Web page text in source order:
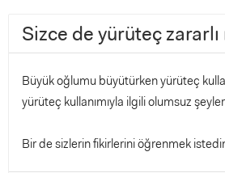
Sizce de yürüteç zararlı
Büyük oğlumu büyütürken yürüteç
yürüteç kullanımıyla ilgili olumsuz
Bir de sizlerin fikirlerini öğrenmek